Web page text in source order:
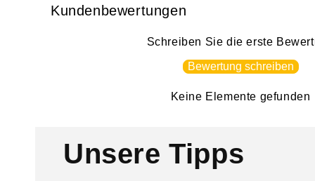
l
a
p
a
Kundenbewertungen
Schreiben Sie die erste
Bewertung schreiben
Keine Elemente gefunden
Unsere Tipps